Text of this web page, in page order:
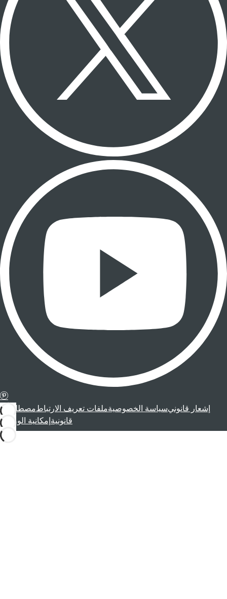
إشعار قانونيسياسة الخصوصيةملفات تعريف الارتباطمصطلحات
قانونية إمكانية الوصول